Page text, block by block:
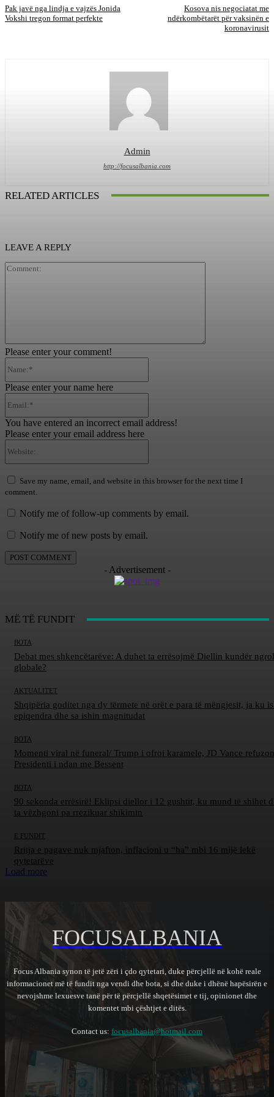
Pak javë nga lindja e vajzës Jonida
Vokshi tregon format perfekte
Kosova nis negociatat me
ndërkombëtarët për vaksinën e
koronavirusit
Admin
http://focusalbania.com
RELATED ARTICLES
LEAVE A REPLY
Please enter your comment!
Please enter your name here
You have entered an incorrect email address!
Please enter your email address here
Save my name, email, and website in this browser for the next time I
comment.
Notify me of follow-up comments by email.
Notify me of new posts by email.
- Advertisement -
MË TË FUNDIT
BOTA
Debat mes shkencëtarëve: A duhet ta errësojmë Diellin kundër
globale?
AKTUALITET
Shqipëria goditet nga dy tërmete në orët e para të mëngjesit, ja ku
epiqendra dhe sa ishin magnitudat
BOTA
Momenti viral në funeral/ Trump i ofroi karamele, JD Vance
Presidenti i ndan me Bessent
BOTA
90 sekonda errësirë! Eklipsi diellor i 12 gushtit, ku mund të shihet
ta vëzhgoni pa rrezikuar shikimin
E FUNDIT
Rritja e pagave nuk mjafton, inflacioni u “ha” mbi 16 mijë lekë
qytetarëve
Load more
FOCUSALBANIA
Focus Albania synon të jetë zëri i çdo qytetari, duke përcjellë në kohë reale
informacionet më të fundit nga vendi dhe bota, si dhe duke i dhënë hapësirën e
nevojshme lexuesve tanë për të përcjellë shqetësimet e tij, opinionet dhe
komentet mbi çështjet e ditës.
Contact us: focusalbania@hotmail.com